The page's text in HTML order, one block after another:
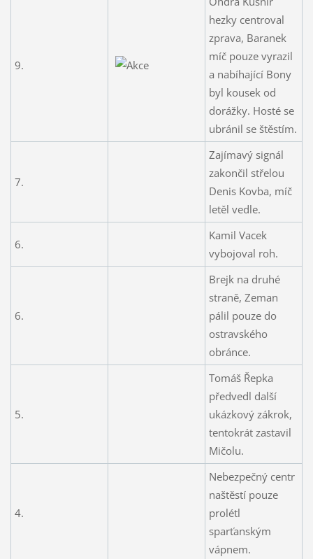
9.
hezky centroval
zprava, Baranek
míč pouze vyrazil
a nabíhající Bony
byl kousek od
dorážky. Hosté se
ubránil se štěstím.
7.
Zajímavý signál
zakončil střelou
Denis Kovba, míč
letěl vedle.
6.
Kamil Vacek
vybojoval roh.
6.
Brejk na druhé
straně, Zeman
pálil pouze do
ostravského
obránce.
5.
Tomáš Řepka
předvedl další
ukázkový zákrok,
tentokrát zastavil
Mičolu.
4.
Nebezpečný centr
naštěstí pouze
prolétl
sparťanským
vápnem.